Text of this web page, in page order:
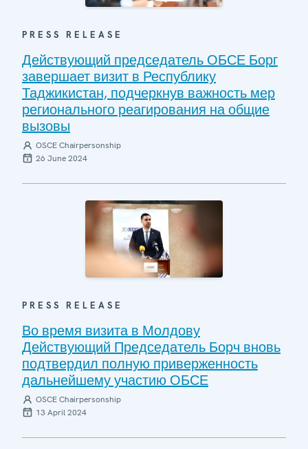
PRESS RELEASE
Действующий председатель ОБСЕ Борг
завершает визит в Республику
Таджикистан, подчеркнув важность мер
регионального реагирования на общие
вызовы
OSCE Chairpersonship
26 June 2024
PRESS RELEASE
Во время визита в Молдову
Действующий Председатель Борч вновь
подтвердил полную приверженность
дальнейшему участию ОБСЕ
OSCE Chairpersonship
13 April 2024